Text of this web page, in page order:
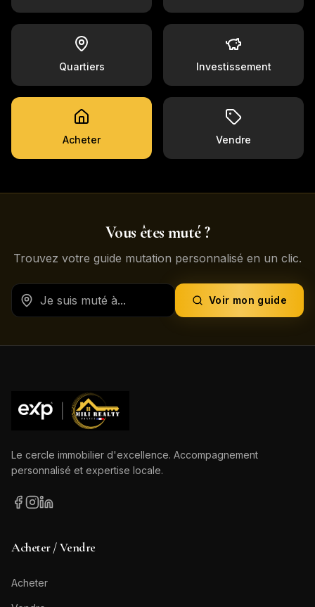
Quartiers Investissement
Acheter Vendre
Vous êtes muté ?
Trouvez votre guide mutation personnalisé en un clic.
Voir mon guide
Le cercle immobilier d'excellence. Accompagnement
personnalisé et expertise locale.
Acheter / Vendre
Acheter